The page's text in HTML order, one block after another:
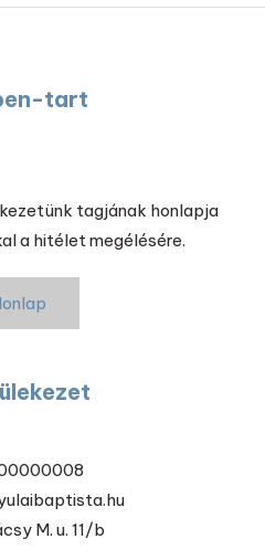
tart
tagjának honlapja
a hitélet megélésére.
M. u. 11/b